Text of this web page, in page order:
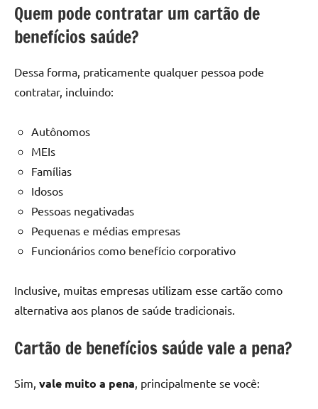
Quem pode contratar um cartão de
benefícios saúde?
Dessa forma, praticamente qualquer pessoa pode
contratar, incluindo:
Autônomos
MEIs
Famílias
Idosos
Pessoas negativadas
Pequenas e médias empresas
Funcionários como benefício corporativo
Inclusive, muitas empresas utilizam esse cartão como
alternativa aos planos de saúde tradicionais.
Cartão de benefícios saúde vale a pena?
Sim, vale muito a pena , principalmente se você: